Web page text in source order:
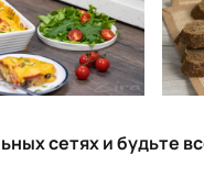
сетях и будьте